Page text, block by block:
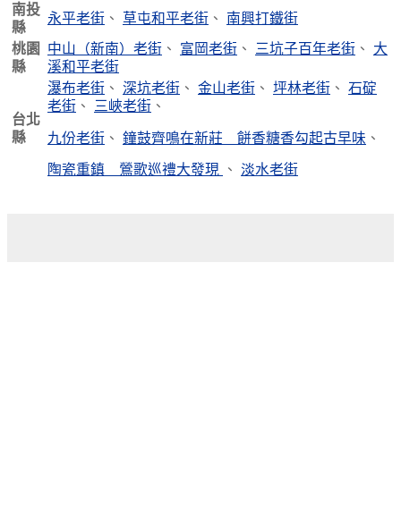
南投
縣
永平老街 、 草屯和平老街 、 南興打鐵街
桃園
縣
中山（新南）老街 、 富岡老街 、 三坑子百年老街 、 大
溪和平老街
台北
縣
瀑布老街 、 深坑老街 、 金山老街 、 坪林老街 、 石碇
老街 、 三峽老街 、
九份老街 、 鐘鼓齊鳴在新莊 餅香糖香勾起古早味 、
陶瓷重鎮 鶯歌巡禮大發現 、 淡水老街